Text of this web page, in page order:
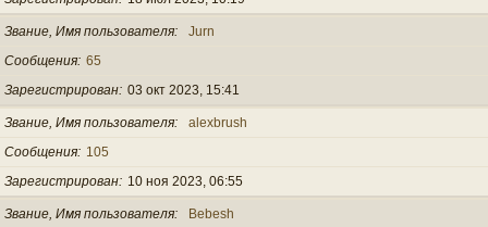
Звание, Имя пользователя
Jurn
Сообщения 65
Зарегистрирован 03 окт 2023, 15:41
Звание, Имя пользователя
alexbrush
Сообщения
105
Зарегистрирован
10 ноя 2023, 06:55
Звание, Имя пользователя
Bebesh